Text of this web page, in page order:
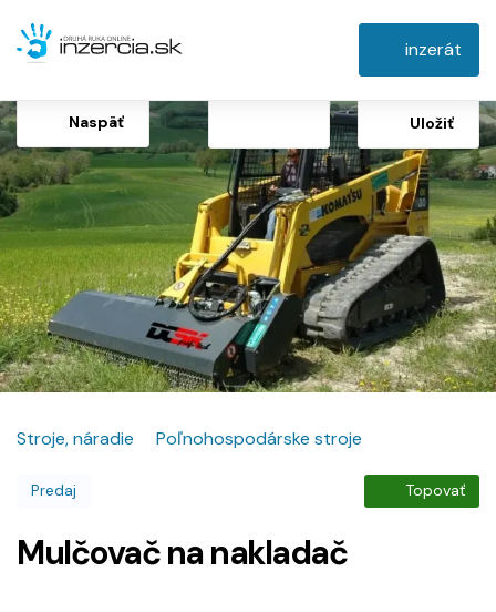
inzerát
Naspäť Uložiť
Stroje, náradie Poľnohospodárske stroje
Predaj Topovať
Mulčovač na nakladač